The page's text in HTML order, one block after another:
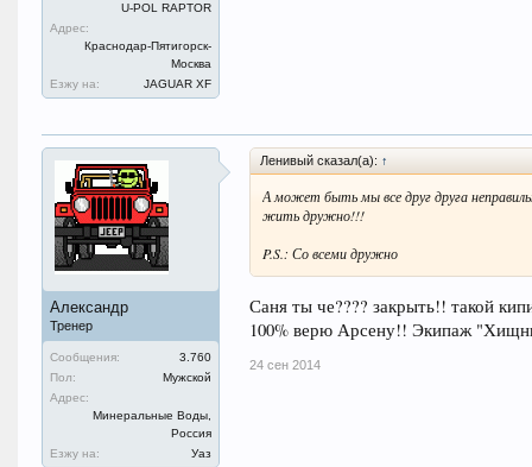
U-POL RAPTOR
Адрес:
Краснодар-Пятигорск-
Москва
Езжу на:
JAGUAR XF
Александр
Тренер
Сообщения:
3.760
Пол:
Мужской
Адрес:
Минеральные Воды,
Россия
Езжу на:
Уаз
Ленивый сказал(а): ↑
А может быть мы все друг друга
жить дружно!!!
P.S.: Со всеми дружно
Саня ты че???? закрыть!! такой
100% верю Арсену!! Экипаж
24 сен 2014